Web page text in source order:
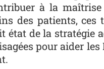
à la
des patients, ces
de la stratégie
pour aider les